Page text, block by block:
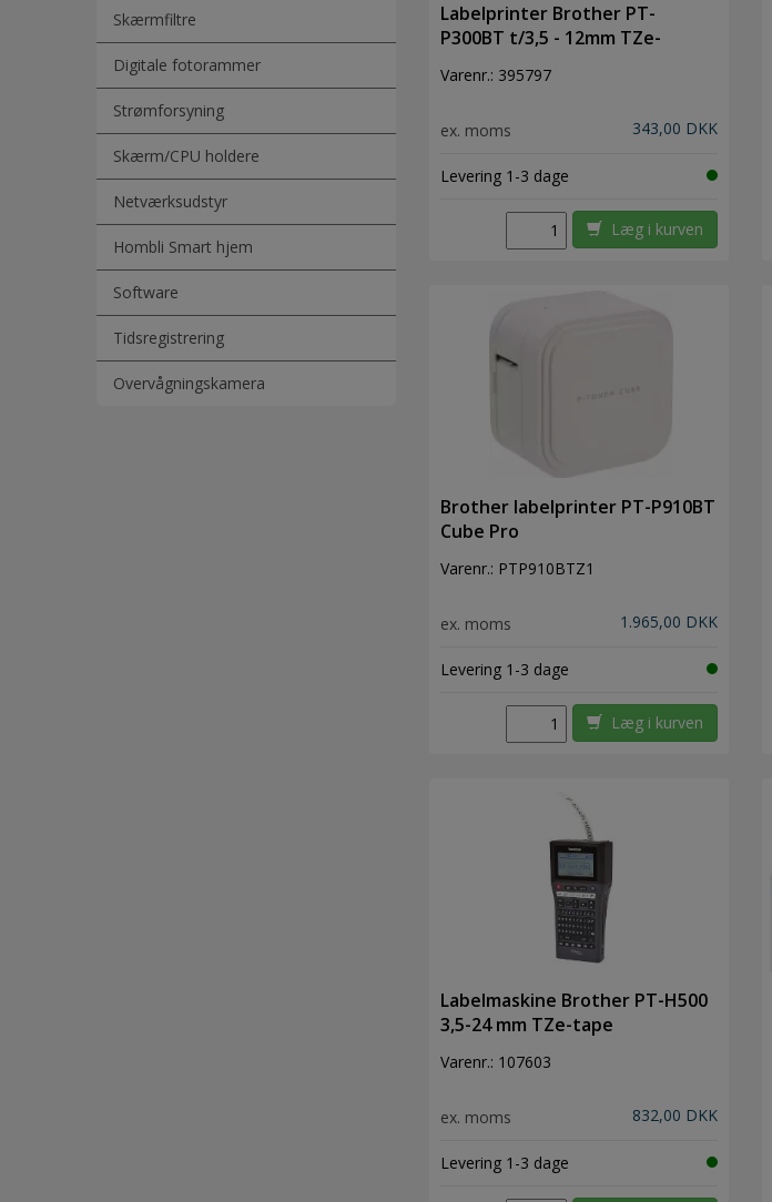
Skærmfiltre
Digitale fotorammer
Strømforsyning
Skærm/CPU holdere
Netværksudstyr
Hombli Smart hjem
Software
Tidsregistrering
Overvågningskamera
Labelprinter Brother PT-
P300BT t/3,5 - 12mm TZe-
Varenr.: 395797
ex. moms 343,00 DKK
Levering 1-3 dage
Læg i kurven
Brother labelprinter PT-P910BT
Cube Pro
Varenr.: PTP910BTZ1
ex. moms 1.965,00 DKK
Levering 1-3 dage
Læg i kurven
Labelmaskine Brother PT-H500
3,5-24 mm TZe-tape
Varenr.: 107603
ex. moms 832,00 DKK
Levering 1-3 dage